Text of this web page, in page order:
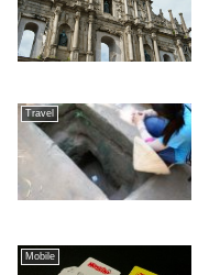
Travel
Mobile